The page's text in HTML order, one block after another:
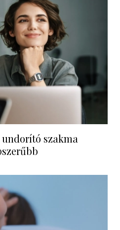
szakma